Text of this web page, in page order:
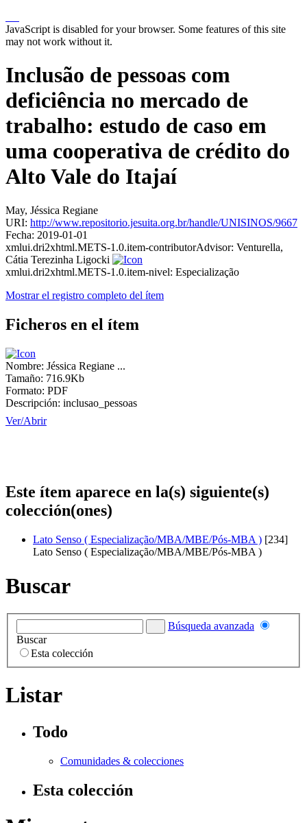
JavaScript is disabled for your browser. Some features of this site
may not work without it.
Inclusão de pessoas com
deficiência no mercado de
trabalho: estudo de caso em
uma cooperativa de crédito do
Alto Vale do Itajaí
May, Jéssica Regiane
URI: http://www.repositorio.jesuita.org.br/handle/UNISINOS/9667
Fecha: 2019-01-01
xmlui.dri2xhtml.METS-1.0.item-contributorAdvisor: Venturella,
Cátia Terezinha Ligocki
xmlui.dri2xhtml.METS-1.0.item-nivel: Especialização
Mostrar el registro completo del ítem
Ficheros en el ítem
Nombre: Jéssica Regiane ...
Tamaño: 716.9Kb
Formato: PDF
Descripción: inclusao_pessoas
Ver/Abrir
Este ítem aparece en la(s) siguiente(s)
colección(ones)
Lato Senso ( Especialização/MBA/MBE/Pós-MBA ) [234]
Lato Senso ( Especialização/MBA/MBE/Pós-MBA )
Buscar
Búsqueda avanzada
Buscar
Esta colección
Listar
Todo
Comunidades & colecciones
Esta colección